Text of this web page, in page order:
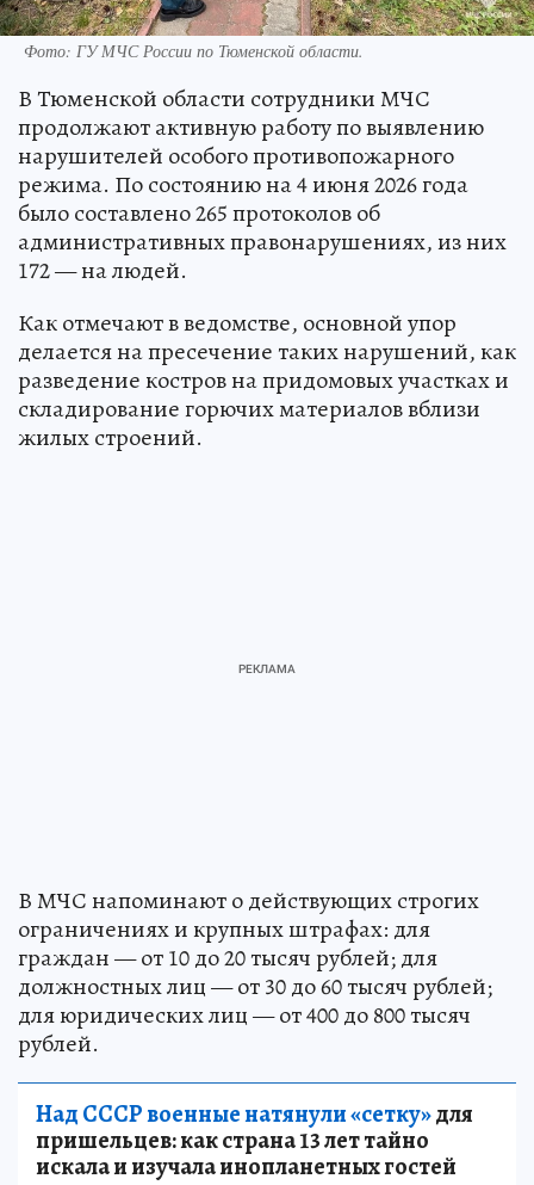
Фото: ГУ МЧС России по Тюменской области.
В Тюменской области сотрудники МЧС
продолжают активную работу по выявлению
нарушителей особого противопожарного
режима. По состоянию на 4 июня 2026 года
было составлено 265 протоколов об
административных правонарушениях, из них
172 — на людей.
Как отмечают в ведомстве, основной упор
делается на пресечение таких нарушений, как
разведение костров на придомовых участках и
складирование горючих материалов вблизи
жилых строений.
В МЧС напоминают о действующих строгих
ограничениях и крупных штрафах: для
граждан — от 10 до 20 тысяч рублей; для
должностных лиц — от 30 до 60 тысяч рублей;
для юридических лиц — от 400 до 800 тысяч
рублей.
Над СССР военные натянули «сетку»для
пришельцев: как страна 13 лет тайно
искала и изучала инопланетных гостей